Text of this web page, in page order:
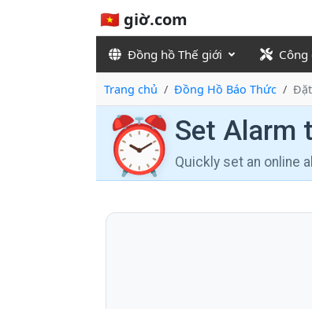
🇻🇳 giờ.com
Đồng hồ Thế giới Công
Trang chủ Đồng Hồ Báo Thức
⏰ Set Alarm
Quickly set an online